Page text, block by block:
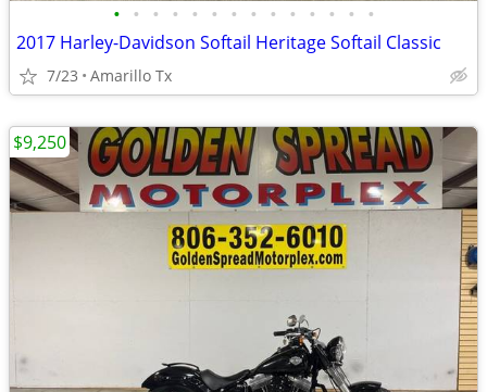
• • • • • • • • • • • • • •
2017 Harley-Davidson Softail Heritage Softail Classic
7/23 Amarillo Tx
$9,250